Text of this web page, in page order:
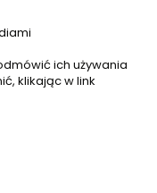
ich używania
klikając w link